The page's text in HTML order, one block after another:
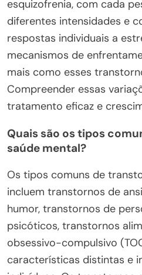
esquizofrenia, com cada
diferentes intensidades e
respostas individuais a
mecanismos de
mais como esses
Compreender essas
tratamento eficaz e
Quais são os tipos
saúde mental?
Os tipos comuns de
incluem transtornos de
humor, transtornos de
psicóticos, transtornos
obsessivo-compulsivo
características distintas e